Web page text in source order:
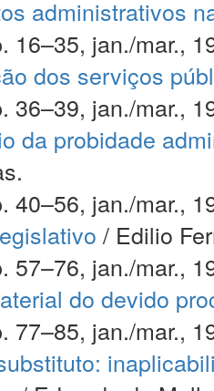
administrativos
16–35, jan./mar.,
dos serviços
36–39, jan./mar.,
da probidade
40–56, jan./mar.,
/ Edilio
57–76, jan./mar.,
do devido
77–85, jan./mar.,